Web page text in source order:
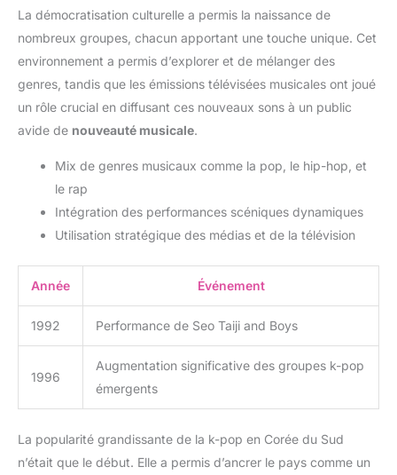
La démocratisation culturelle a permis la naissance de
nombreux groupes, chacun apportant une touche unique. Cet
environnement a permis d’explorer et de mélanger des
genres, tandis que les émissions télévisées musicales ont joué
un rôle crucial en diffusant ces nouveaux sons à un public
avide de nouveauté musicale.
Mix de genres musicaux comme la pop, le hip-hop, et
le rap
Intégration des performances scéniques dynamiques
Utilisation stratégique des médias et de la télévision
Année Événement
1992 Performance de Seo Taiji and Boys
1996
Augmentation significative des groupes k-pop
émergents
La popularité grandissante de la k-pop en Corée du Sud
n’était que le début. Elle a permis d’ancrer le pays comme un